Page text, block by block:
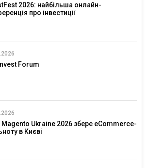
2026: найбільша онлайн-
про інвестиції
Forum
Magento Ukraine 2026 збере eCommerce-
в Києві